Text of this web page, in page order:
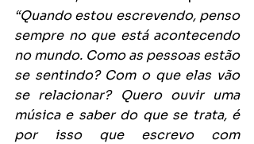
“Quando estou escrevendo, penso
sempre no que está acontecendo
no mundo. Como as pessoas estão
se sentindo? Com o que elas vão
se relacionar? Quero ouvir uma
música e saber do que se trata, é
por isso que escrevo com